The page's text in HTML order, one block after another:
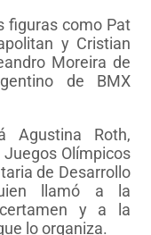
figuras como Pat
y Cristian
Moreira de
de BMX
Agustina Roth,
Olímpicos
de Desarrollo
llamó a la
y a la
lo organiza.